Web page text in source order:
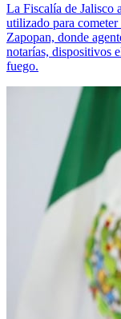
La Fiscalía de Jalisco
utilizado para
Zapopan, donde
notarías, dispositivos
fuego.